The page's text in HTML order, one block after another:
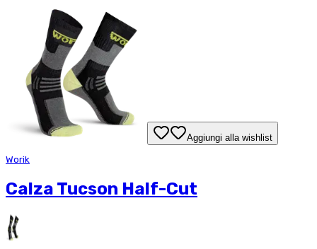
Aggiungi alla wishlist
Worik
Calza Tucson Half-Cut